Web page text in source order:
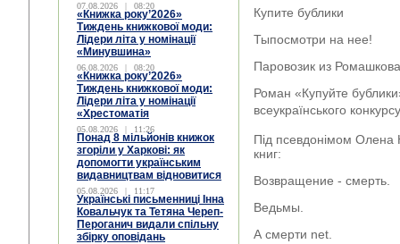
07.08.2026 | 08:20
«Книжка року’2026»
Тиждень книжкової моди:
Лідери літа у номінації
«Минувшина»
06.08.2026 | 08:20
«Книжка року’2026»
Тиждень книжкової моди:
Лідери літа у номінації
«Хрестоматія
05.08.2026 | 11:26
Понад 8 мільйонів книжок
згоріли у Харкові: як
допомогти українським
видавництвам відновитися
05.08.2026 | 11:17
Українські письменниці Інна
Ковальчук та Тетяна Череп-
Пероганич видали спільну
збірку оповідань
Купите бублики
Тыпосмотри на нее!
Паровозик из Ромашкова
Роман «Купуйте
всеукраїнського
Під псевдонімом Олена
книг:
Возвращение - смерть.
Ведьмы.
А смерти net.